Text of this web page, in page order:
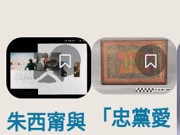
朱西甯與
「忠黨愛